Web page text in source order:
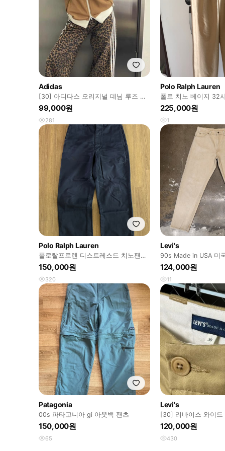
Adidas
[30] 아디다스 오리지널 데님 루즈 레
오파드 프린트
99,000원
281
Polo Ralph Lauren
폴로 치노 베이지 32
225,000원
1
Polo Ralph Lauren
폴로랄프로렌 디스트레스드 치노팬츠
네이비
150,000원
320
Levi's
90s Made in USA 미
스 550 오렌지탭 청
124,000원
11
Patagonia
00s 파타고니아 gi 아웃백 팬츠
150,000원
65
Levi's
[30] 리바이스 와이드
스탁
120,000원
430